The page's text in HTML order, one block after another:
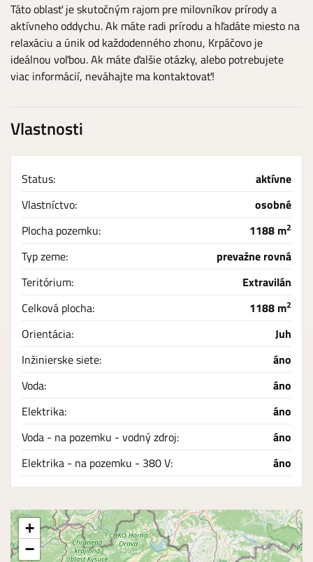
Táto oblasť je skutočným rajom pre milovníkov prírody a
aktívneho oddychu. Ak máte radi prírodu a hľadáte miesto na
relaxáciu a únik od každodenného zhonu, Krpáčovo je
ideálnou voľbou. Ak máte ďalšie otázky, alebo potrebujete
viac informácií, neváhajte ma kontaktovať!
Vlastnosti
Status:
aktívne
Vlastníctvo:
osobné
Plocha pozemku:
1188 m2
Typ zeme:
prevažne rovná
Teritórium:
Extravilán
Celková plocha:
1188 m2
Orientácia:
Juh
Inžinierske siete:
áno
Voda:
áno
Elektrika:
áno
Voda - na pozemku - vodný zdroj:
áno
Elektrika - na pozemku - 380 V:
áno
+
−